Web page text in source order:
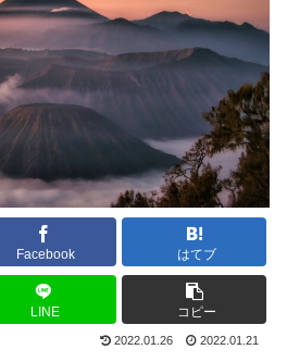
Facebook はてブ
LINE コピー
2022.01.26 2022.01.21